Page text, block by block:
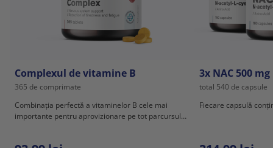
Complexul de vitamine B
365 de comprimate
Combinația perfectă a vitaminelor B cele mai
importante pentru aprovizionare pe tot parcursul
3x NAC 500 mg
total 540 de capsule
Fiecare capsulă